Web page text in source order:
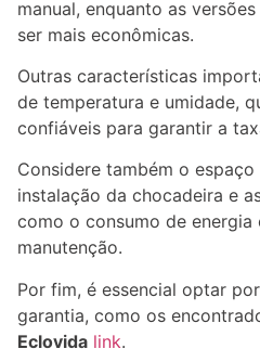
manual, enquanto as
ser mais econômicas.
Outras características
de temperatura e umidade,
confiáveis para garantir a
Considere também o
instalação da chocadeira e
como o consumo de energia
manutenção.
Por fim, é essencial optar
garantia, como os
Eclovida link.